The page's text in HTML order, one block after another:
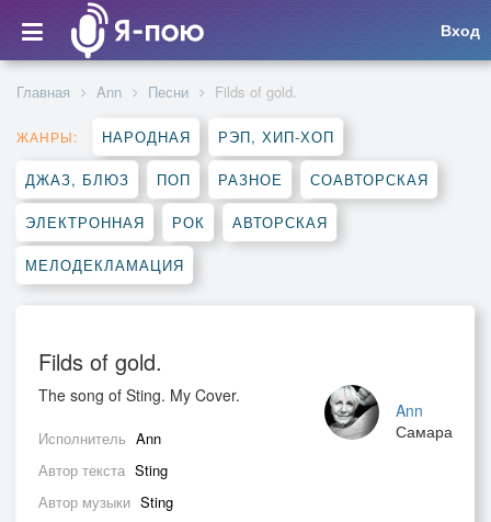
Вход
Главная Ann Песни Filds of gold.
ЖАНРЫ: НАРОДНАЯ РЭП, ХИП-ХОП
ДЖАЗ, БЛЮЗ ПОП РАЗНОЕ СОАВТОРСКАЯ
ЭЛЕКТРОННАЯ РОК АВТОРСКАЯ
МЕЛОДЕКЛАМАЦИЯ
Filds of gold.
Ann
Самара
The song of Sting. My Cover.
Исполнитель Ann
Автор текста Sting
Автор музыки Sting